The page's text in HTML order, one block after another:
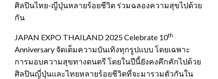
ศิลปินไทย-ญีปุ่นหลายร้อยชีวิต ร่วมฉลองความสุขไปด้วย
กัน
JAPAN EXPO THAILAND 2025 Celebrate 10th
Anniversary จัดเต็มความบันเทิงทุกรูปแบบ โดยเฉพาะ
การมอบความสุขทางดนตรี โดยในปีนี้ยังคงคึกคักไปด้วย
ศิลปินญี่ปุ่นและไทยหลายร้อยชีวิตที่จะมารวมตัวกันใน